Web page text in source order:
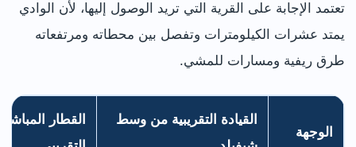
تعتمد الإجابة على القرية التي تريد الوصول إليها، لأن الوادي
يمتد عشرات الكيلومترات وتفصل بين محطاته ومرتفعاته
طرق ريفية ومسارات للمشي.
الوجهة
القيادة التقريبية من وسط
القطار المباشر